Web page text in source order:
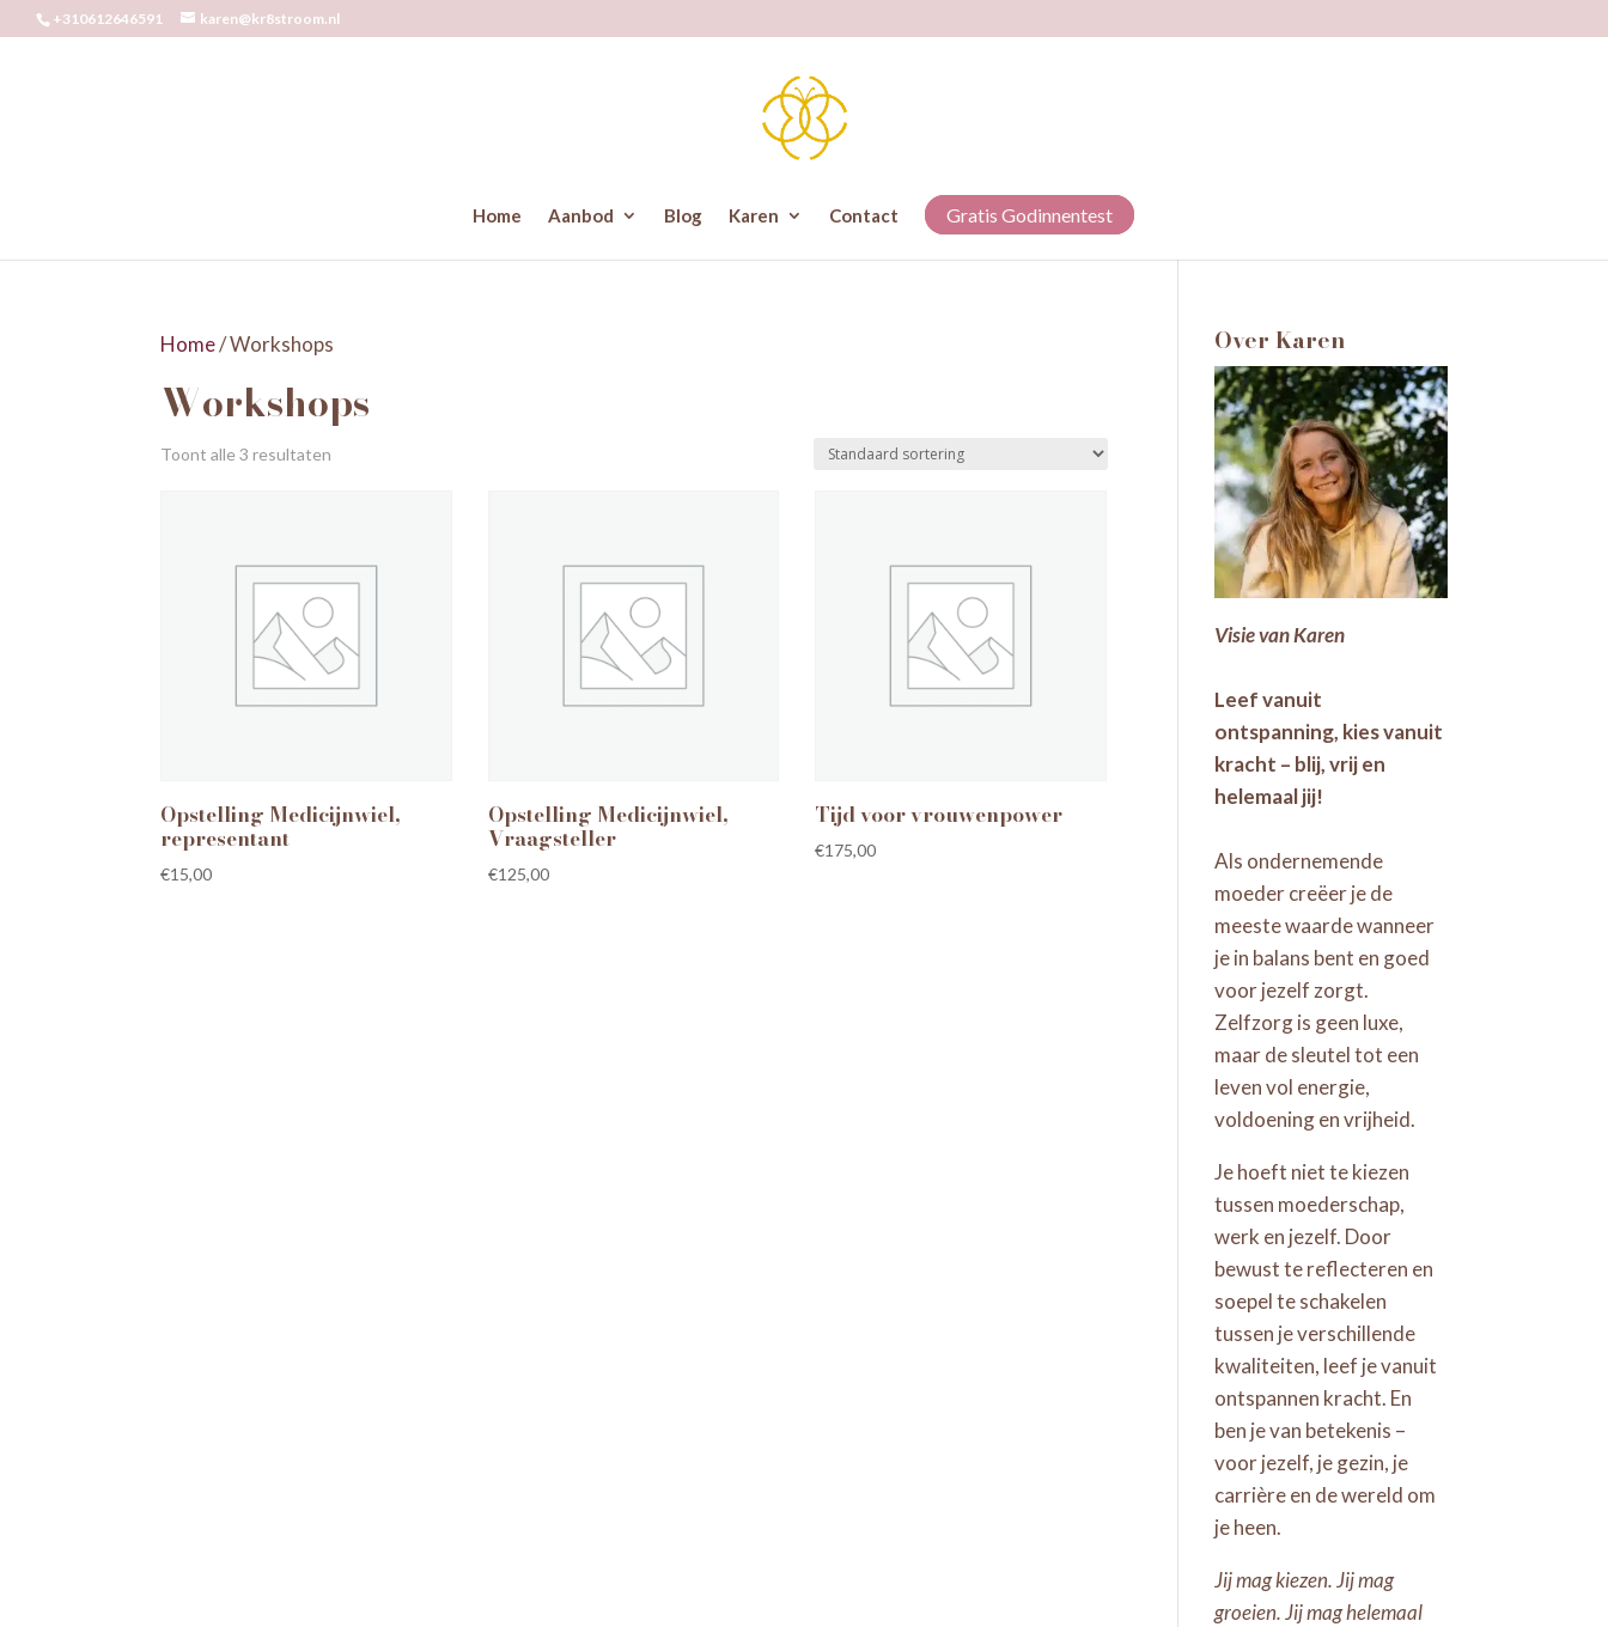
+310612646591 karen@kr8stroom.nl
Home Aanbod Blog Karen Contact Gratis Godinnentest
Home/ Workshops
Workshops
Toont alle 3 resultaten
Opstelling Medicijnwiel,
representant
€15,00
Opstelling Medicijnwiel,
Vraagsteller
€125,00
Tijd voor vrouwenpower
€175,00
Over Karen
Visie van Karen
Leef vanuit
ontspanning, kies vanuit
kracht – blij, vrij en
helemaal jij!
Als ondernemende
moeder creëer je de
meeste waarde wanneer
je in balans bent en goed
voor jezelf zorgt.
Zelfzorg is geen luxe,
maar de sleutel tot een
leven vol energie,
voldoening en vrijheid.
Je hoeft niet te kiezen
tussen moederschap,
werk en jezelf. Door
bewust te reflecteren en
soepel te schakelen
tussen je verschillende
kwaliteiten, leef je vanuit
ontspannen kracht. En
ben je van betekenis –
voor jezelf, je gezin, je
carrière en de wereld om
je heen.
Jij mag kiezen. Jij mag
groeien. Jij mag helemaal